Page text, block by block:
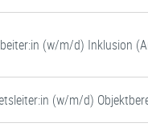
(w/m/d) Inklusion
(w/m/d)